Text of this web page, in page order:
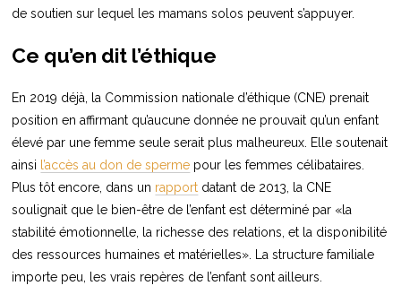
de soutien sur lequel les mamans solos peuvent s’appuyer.
Ce qu’en dit l’éthique
En 2019 déjà, la Commission nationale d’éthique (CNE) prenait
position en affirmant qu’aucune donnée ne prouvait qu’un enfant
élevé par une femme seule serait plus malheureux. Elle soutenait
ainsi l’accès au don de sperme pour les femmes célibataires.
Plus tôt encore, dans un rapport datant de 2013, la CNE
soulignait que le bien-être de l’enfant est déterminé par «la
stabilité émotionnelle, la richesse des relations, et la disponibilité
des ressources humaines et matérielles». La structure familiale
importe peu, les vrais repères de l’enfant sont ailleurs.